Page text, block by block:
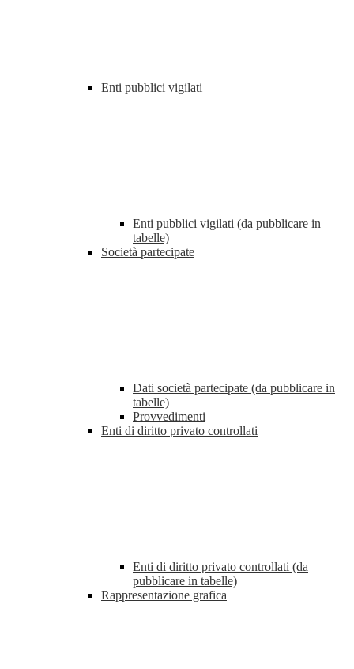
Enti pubblici vigilati
Enti pubblici vigilati (da pubblicare in
tabelle)
Società partecipate
Dati società partecipate (da pubblicare in
tabelle)
Provvedimenti
Enti di diritto privato controllati
Enti di diritto privato controllati (da
pubblicare in tabelle)
Rappresentazione grafica